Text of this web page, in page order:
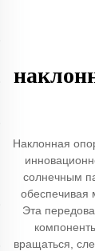
Наклонная
солнечным
обеспечивая
Эта
вращаться,